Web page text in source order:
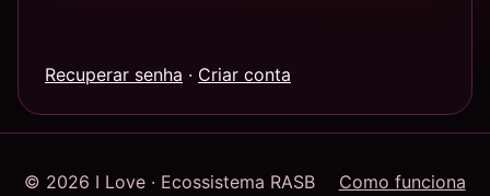
Recuperar senha · Criar conta
© 2026 I Love · Ecossistema RASB
Como funciona